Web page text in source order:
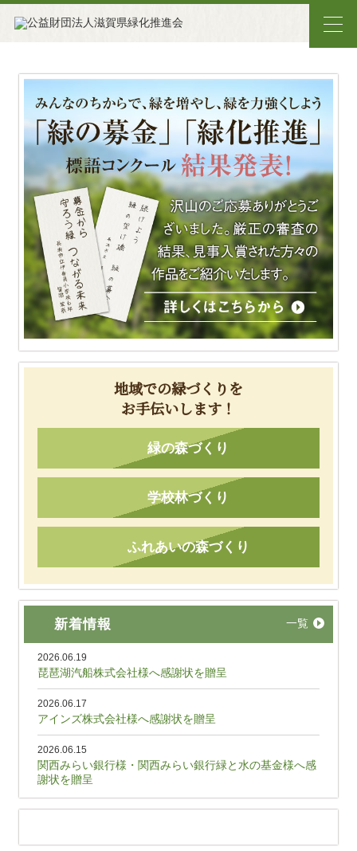
地域での緑づくりを
お手伝いします！
緑の森づくり
学校林づくり
ふれあいの森づくり
新着情報 一覧
2026.06.19
琵琶湖汽船株式会社様へ感謝状を贈呈
2026.06.17
アインズ株式会社様へ感謝状を贈呈
2026.06.15
関西みらい銀行様・関西みらい銀行緑と水の基金様へ感
謝状を贈呈